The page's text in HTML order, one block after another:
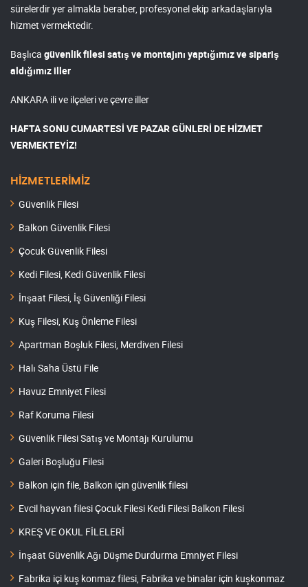
sürelerdir yer almakla beraber, profesyonel ekip arkadaşlarıyla
hizmet vermektedir.
Başlıca güvenlik filesi satış ve montajını yaptığımız ve sipariş
aldığımız iller
ANKARA ili ve ilçeleri ve çevre iller
HAFTA SONU CUMARTESİ VE PAZAR GÜNLERİ DE HİZMET
VERMEKTEYİZ!
HİZMETLERİMİZ
Güvenlik Filesi
Balkon Güvenlik Filesi
Çocuk Güvenlik Filesi
Kedi Filesi, Kedi Güvenlik Filesi
İnşaat Filesi, İş Güvenliği Filesi
Kuş Filesi, Kuş Önleme Filesi
Apartman Boşluk Filesi, Merdiven Filesi
Halı Saha Üstü File
Havuz Emniyet Filesi
Raf Koruma Filesi
Güvenlik Filesi Satış ve Montajı Kurulumu
Galeri Boşluğu Filesi
Balkon için file, Balkon için güvenlik filesi
Evcil hayvan filesi Çocuk Filesi Kedi Filesi Balkon Filesi
KREŞ VE OKUL FİLELERİ
İnşaat Güvenlik Ağı Düşme Durdurma Emniyet Filesi
Fabrika içi kuş konmaz filesi, Fabrika ve binalar için kuşkonmaz